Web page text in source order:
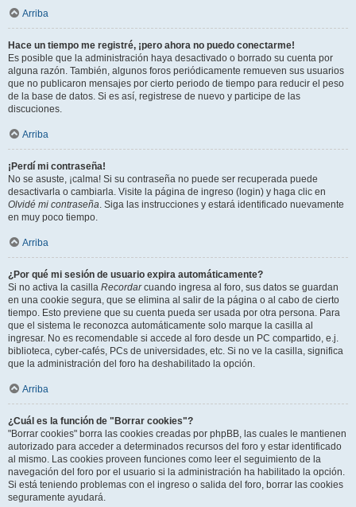
Arriba
Hace un tiempo me registré, ¡pero ahora no puedo conectarme!
Es posible que la administración haya desactivado o borrado su cuenta por
alguna razón. También, algunos foros periódicamente remueven sus usuarios
que no publicaron mensajes por cierto periodo de tiempo para reducir el peso
de la base de datos. Si es así, registrese de nuevo y participe de las
discuciones.
Arriba
¡Perdí mi contraseña!
No se asuste, ¡calma! Si su contraseña no puede ser recuperada puede
desactivarla o cambiarla. Visite la página de ingreso (login) y haga clic en
Olvidé mi contraseña. Siga las instrucciones y estará identificado nuevamente
en muy poco tiempo.
Arriba
¿Por qué mi sesión de usuario expira automáticamente?
Si no activa la casilla Recordarcuando ingresa al foro, sus datos se guardan
en una cookie segura, que se elimina al salir de la página o al cabo de cierto
tiempo. Esto previene que su cuenta pueda ser usada por otra persona. Para
que el sistema le reconozca automáticamente solo marque la casilla al
ingresar. No es recomendable si accede al foro desde un PC compartido, e.j.
biblioteca, cyber-cafés, PCs de universidades, etc. Si no ve la casilla, significa
que la administración del foro ha deshabilitado la opción.
Arriba
¿Cuál es la función de "Borrar cookies"?
"Borrar cookies" borra las cookies creadas por phpBB, las cuales le mantienen
autorizado para acceder a determinados recursos del foro y estar identificado
al mismo. Las cookies proveen funciones como leer el seguimiento de la
navegación del foro por el usuario si la administración ha habilitado la opción.
Si está teniendo problemas con el ingreso o salida del foro, borrar las cookies
seguramente ayudará.